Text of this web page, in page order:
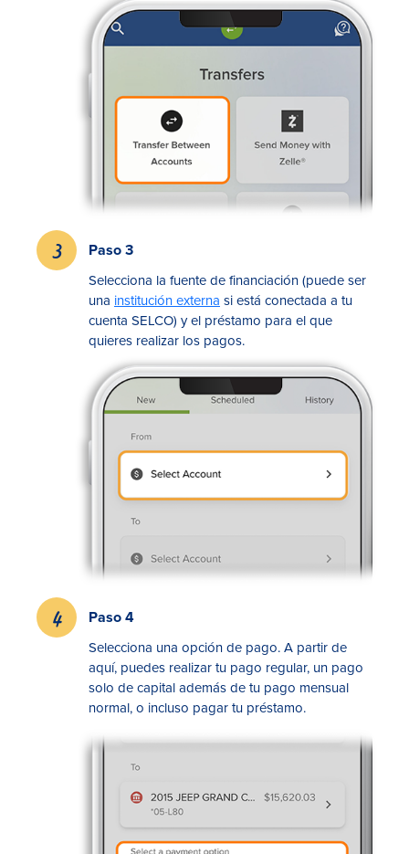
In English
Paso 3
Selecciona la fuente de financiación (puede ser
una institución externa si está conectada a tu
cuenta SELCO) y el préstamo para el que
quieres realizar los pagos.
Paso 4
Selecciona una opción de pago. A partir de
aquí, puedes realizar tu pago regular, un pago
solo de capital además de tu pago mensual
normal, o incluso pagar tu préstamo.